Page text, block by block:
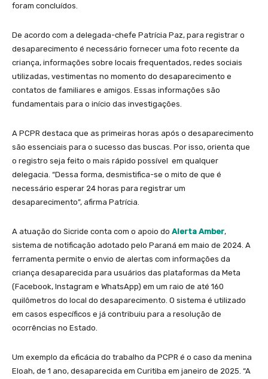
foram concluídos.
De acordo com a delegada-chefe Patrícia Paz, para registrar o
desaparecimento é necessário fornecer uma foto recente da
criança, informações sobre locais frequentados, redes sociais
utilizadas, vestimentas no momento do desaparecimento e
contatos de familiares e amigos. Essas informações são
fundamentais para o início das investigações.
A PCPR destaca que as primeiras horas após o desaparecimento
são essenciais para o sucesso das buscas. Por isso, orienta que
o registro seja feito o mais rápido possível em qualquer
delegacia. “Dessa forma, desmistifica-se o mito de que é
necessário esperar 24 horas para registrar um
desaparecimento”, afirma Patrícia.
A atuação do Sicride conta com o apoio do Alerta Amber,
sistema de notificação adotado pelo Paraná em maio de 2024. A
ferramenta permite o envio de alertas com informações da
criança desaparecida para usuários das plataformas da Meta
(Facebook, Instagram e WhatsApp) em um raio de até 160
quilômetros do local do desaparecimento. O sistema é utilizado
em casos específicos e já contribuiu para a resolução de
ocorrências no Estado.
Um exemplo da eficácia do trabalho da PCPR é o caso da menina
Eloah, de 1 ano, desaparecida em Curitiba em janeiro de 2025. “A